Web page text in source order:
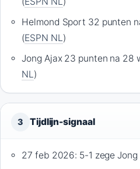
Helmond Sport 32 punten
(ESPN NL)
Jong Ajax 23 punten na 28
NL)
3 Tijdlijn-signaal
27 feb 2026: 5-1 zege Jong